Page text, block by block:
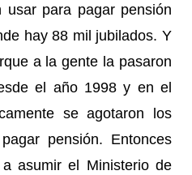
para pagar pensión
hay 88 mil jubilados. Y
a la gente la pasaron
el año 1998 y en el
se agotaron los
pensión. Entonces
asumir el Ministerio de